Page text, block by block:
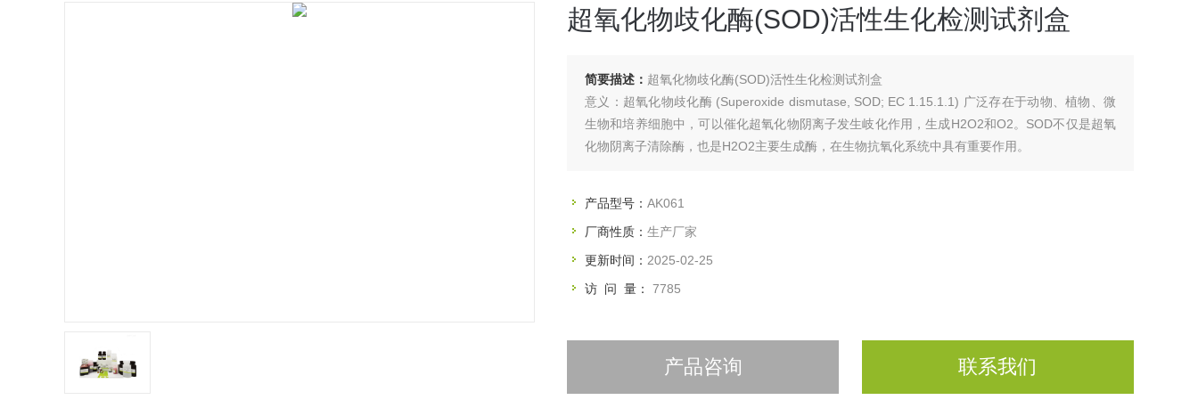
超氧化物歧化酶(SOD)活性生化检测试剂盒
简要描述： 超氧化物歧化酶(SOD)活性生化检测试剂盒
意义：超氧化物歧化酶 (Superoxide dismutase, SOD; EC 1.15.1.1) 广泛存在于动物、植物、微
生物和培养细胞中，可以催化超氧化物阴离子发生岐化作用，生成H2O2和O2。SOD不仅是超氧
化物阴离子清除酶，也是H2O2主要生成酶，在生物抗氧化系统中具有重要作用。
产品型号： AK061
厂商性质： 生产厂家
更新时间： 2025-02-25
访 问 量： 7785
产品咨询 联系我们